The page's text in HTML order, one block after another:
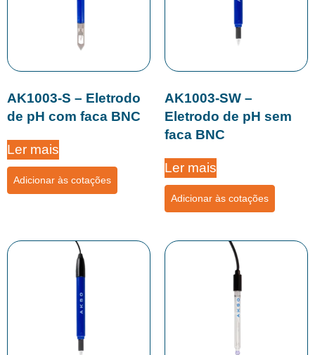
AK1003-S – Eletrodo
de pH com faca BNC
Ler mais
Adicionar às cotações
AK1003-SW –
Eletrodo de pH sem
faca BNC
Ler mais
Adicionar às cotações